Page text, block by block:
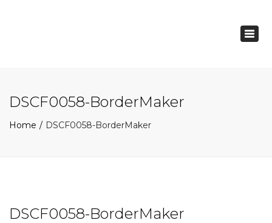
DSCF0058-BorderMaker
Home DSCF0058-BorderMaker
DSCF0058-BorderMaker